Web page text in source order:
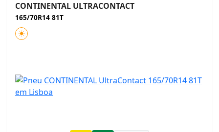
CONTINENTAL ULTRACONTACT
165/70R14 81T